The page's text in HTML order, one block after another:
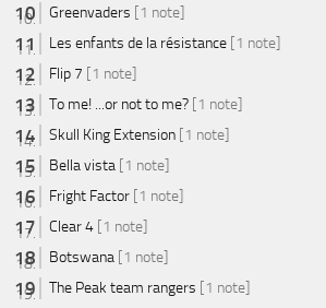
Greenvaders [1 note]
Les enfants de la résistance [1 note]
Flip 7 [1 note]
To me! ...or not to me? [1 note]
Skull King Extension [1 note]
Bella vista [1 note]
Fright Factor [1 note]
Clear 4 [1 note]
Botswana [1 note]
The Peak team rangers [1 note]